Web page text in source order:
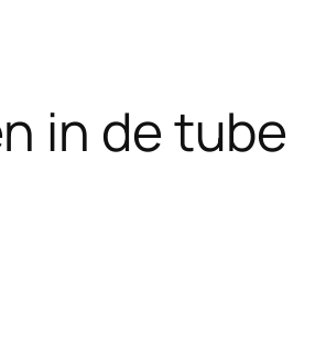
in de tube